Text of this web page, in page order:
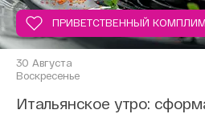
ПРИВЕТСТВЕННЫЙ
30 Августа
Воскресенье
Итальянское утро: